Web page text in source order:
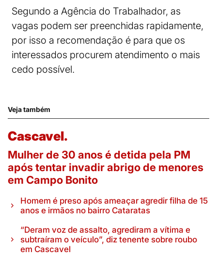
Segundo a Agência do Trabalhador, as
vagas podem ser preenchidas rapidamente,
por isso a recomendação é para que os
interessados procurem atendimento o mais
cedo possível.
Veja também
Cascavel.
Mulher de 30 anos é detida pela PM
após tentar invadir abrigo de menores
em Campo Bonito
Homem é preso após ameaçar agredir filha de 15
anos e irmãos no bairro Cataratas
“Deram voz de assalto, agrediram a vítima e
subtraíram o veículo”, diz tenente sobre roubo
em Cascavel